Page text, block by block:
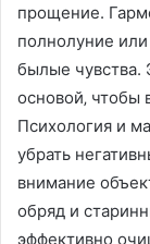
прощение.
полнолуние
былые чувства.
основой‚ чтобы
Психология и
убрать
внимание
обряд и
эффективно